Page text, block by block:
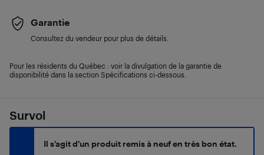
Survol
Il s’agit d’un produit remis à neuf en très bon état.
Garantie
Consultez du vendeur pour plus de détails.
Pour les résidents du Québec : voir la divulgation de la garantie de
disponibilité dans la section Spécifications ci-dessous.